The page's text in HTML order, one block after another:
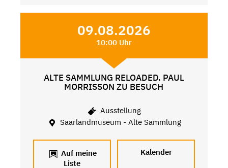
09.08.2026
10:00 Uhr
ALTE SAMMLUNG RELOADED. PAUL
MORRISSON ZU BESUCH
Ausstellung
Saarlandmuseum - Alte Sammlung
Auf meine
Liste
Kalender